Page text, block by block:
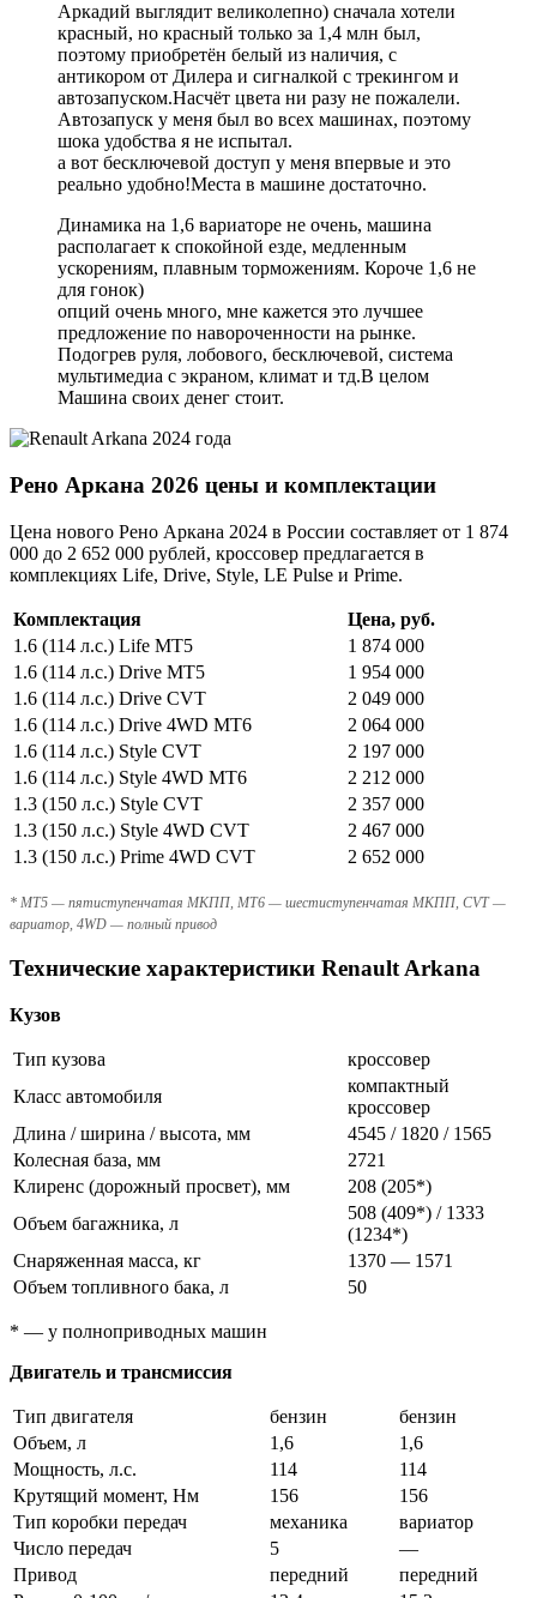
Аркадий выглядит великолепно) сначала хотели
красный, но красный только за 1,4 млн был,
поэтому приобретён белый из наличия, с
антикором от Дилера и сигналкой с трекингом и
автозапуском.Насчёт цвета ни разу не пожалели.
Автозапуск у меня был во всех машинах, поэтому
шока удобства я не испытал.
а вот бесключевой доступ у меня впервые и это
реально удобно!Места в машине достаточно.
Динамика на 1,6 вариаторе не очень, машина
располагает к спокойной езде, медленным
ускорениям, плавным торможениям. Короче 1,6 не
для гонок)
опций очень много, мне кажется это лучшее
предложение по навороченности на рынке.
Подогрев руля, лобового, бесключевой, система
мультимедиа с экраном, климат и тд.В целом
Машина своих денег стоит.
Рено Аркана 2026 цены и комплектации
Цена нового Рено Аркана 2024 в России составляет от 1 874
000 до 2 652 000 рублей, кроссовер предлагается в
комплекциях Life, Drive, Style, LE Pulse и Prime.
Комплектация
Цена, руб.
1.6 (114 л.с.) Life MT5
1 874 000
1.6 (114 л.с.) Drive MT5
1 954 000
1.6 (114 л.с.) Drive CVT
2 049 000
1.6 (114 л.с.) Drive 4WD MT6
2 064 000
1.6 (114 л.с.) Style CVT
2 197 000
1.6 (114 л.с.) Style 4WD MT6
2 212 000
1.3 (150 л.с.) Style CVT
2 357 000
1.3 (150 л.с.) Style 4WD CVT
2 467 000
1.3 (150 л.с.) Prime 4WD CVT
2 652 000
* MT5 — пятиступенчатая МКПП, MT6 — шестиступенчатая МКПП, CVT —
вариатор, 4WD — полный привод
Технические характеристики Renault Arkana
Кузов
Тип кузова
кроссовер
Класс автомобиля
компактный
кроссовер
Длина / ширина / высота, мм
4545 / 1820 / 1565
Колесная база, мм
2721
Клиренс (дорожный просвет), мм
208 (205*)
Объем багажника, л
508 (409*) / 1333
(1234*)
Снаряженная масса, кг
1370 — 1571
Объем топливного бака, л
50
* — у полноприводных машин
Двигатель и трансмиссия
Тип двигателя бензин
бензин
Объем, л
1,6
1,6
Мощность, л.с.
114
114
Крутящий момент, Нм
156
156
Тип коробки передач
механика
вариатор
Число передач
5
—
Привод
передний
передний